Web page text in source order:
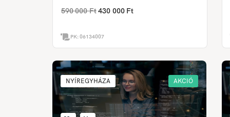
590 000 Ft 430 000 Ft
PK:06134007
NYÍREGYHÁZA AKCIÓ